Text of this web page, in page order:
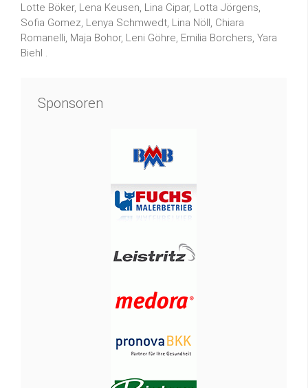
Lotte Böker, Lena Keusen, Lina Cipar, Lotta Jörgens,
Sofia Gomez, Lenya Schmwedt, Lina Nöll, Chiara
Romanelli, Maja Bohor, Leni Göhre, Emilia Borchers, Yara
Biehl .
Sponsoren